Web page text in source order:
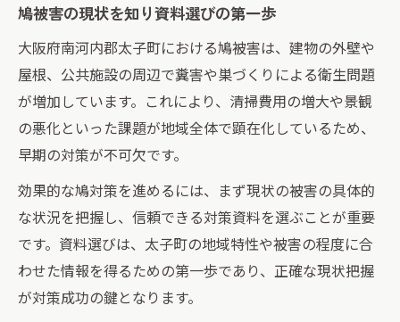
鳩対策の最新資料を使った被害軽減策
太子町で手に入る鳩資料の選び方とは
鳩資料活用で法令順守の対策を実現
太子町の環境に適した鳩対策資料選びのポイン
ト
鳩被害の傾向を踏まえた資料選びの基準
太子町の特徴を活かす鳩資料の選択方法
季節や建物別に適した鳩資料の見極め方
資料選びで重視すべき鳩対策の実用性
鳩資料を比較する際の具体的なチェック項
目
鳩被害の現状を知り資料選びの第一歩
大阪府南河内郡太子町における鳩被害は、建物の外壁や
屋根、公共施設の周辺で糞害や巣づくりによる衛生問題
が増加しています。これにより、清掃費用の増大や景観
の悪化といった課題が地域全体で顕在化しているため、
早期の対策が不可欠です。
効果的な鳩対策を進めるには、まず現状の被害の具体的
な状況を把握し、信頼できる対策資料を選ぶことが重要
です。資料選びは、太子町の地域特性や被害の程度に合
わせた情報を得るための第一歩であり、正確な現状把握
が対策成功の鍵となります。